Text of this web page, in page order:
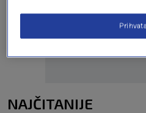
NAJČITANIJE